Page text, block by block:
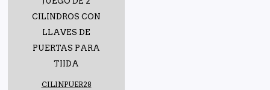
CILINDROS CON
LLAVES DE
PUERTAS PARA
TIIDA
CILINPUER28